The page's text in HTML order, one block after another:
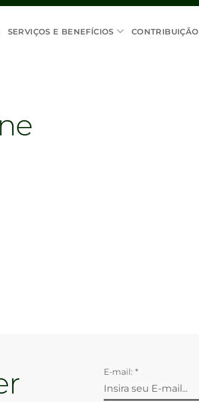
SERVIÇOS E BENEFÍCIOS CONTRIBUIÇÃO
E-mail: *